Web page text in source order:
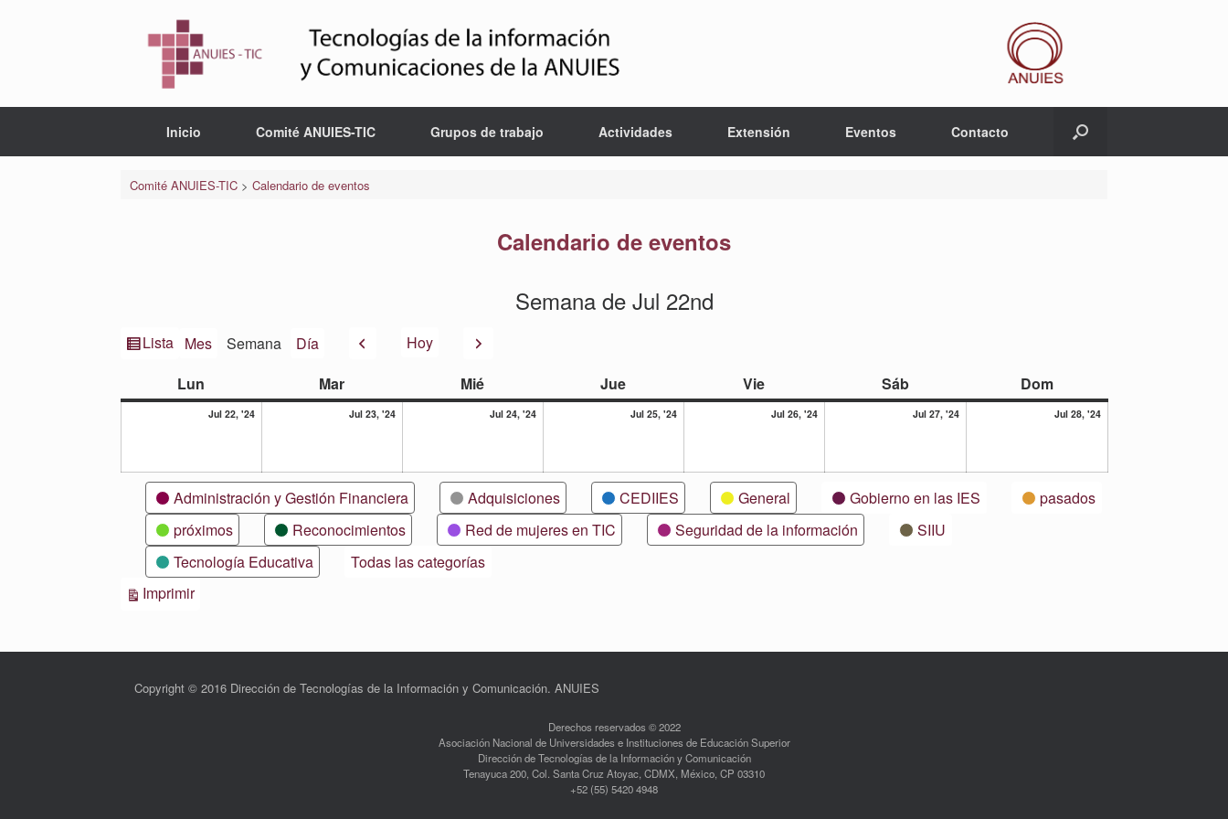
Inicio Comité ANUIES-TIC Grupos de trabajo Actividades Extensión Eventos Contacto
Comité ANUIES-TIC> Calendario de eventos
Calendario de eventos
Semana de Jul 22nd
Ver
Lista Mes Semana Día AnteriorHoy Siguiente
Lun Marmartes Miémiércoles Juejueves Vieviernes Sábsábado Domdomingo
Jul 22, '2422
Jul 23, '2423
Jul 24, '2424
Jul 25, '2425
Jul 26, '2426
Jul 27, '2427
Jul 28, '2428
CategoríasAdministración y Gestión Financiera Adquisiciones CEDIIES General Gobierno en las IES
pasados
próximos
Reconocimientos Red de mujeres en TIC Seguridad de la información
SIIU
Tecnología Educativa
Todas las categorías
ImprimirVistas
Copyright © 2016 Dirección de Tecnologías de la Información y Comunicación. ANUIES
Derechos reservados © 2022
Asociación Nacional de Universidades e Instituciones de Educación Superior
Dirección de Tecnologías de la Información y Comunicación
Tenayuca 200, Col. Santa Cruz Atoyac, CDMX, México, CP 03310
+52 (55) 5420 4948